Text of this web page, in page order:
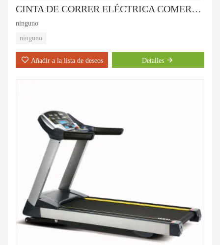
CINTA DE CORRER ELÉCTRICA COMERCIAL LIGERA HD-900
ninguno
ninguno
Añadir a la lista de deseos Detalles